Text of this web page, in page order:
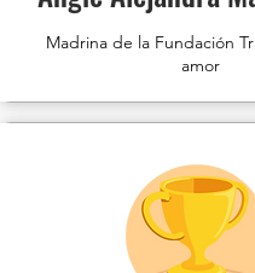
Madrina de la Fundación
amor